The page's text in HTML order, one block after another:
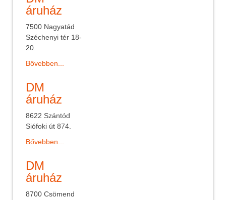
áruház
7500 Nagyatád
Széchenyi tér 18-
20.
Bővebben...
DM
áruház
8622 Szántód
Siófoki út 874.
Bővebben...
DM
áruház
8700 Csömend